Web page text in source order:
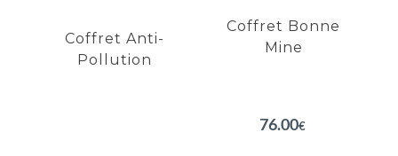
Coffret Anti-
Pollution
Coffret Bonne
Mine
76.00€